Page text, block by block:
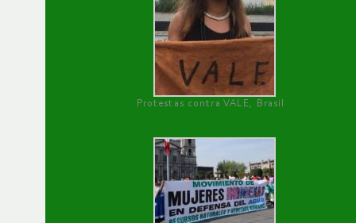
Protestas contra VALE, Brasil